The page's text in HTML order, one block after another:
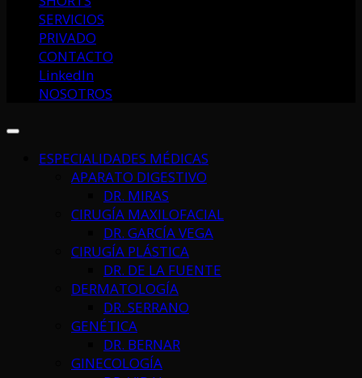
SERVICIOS
PRIVADO
CONTACTO
LinkedIn
NOSOTROS
ESPECIALIDADES MÉDICAS
APARATO DIGESTIVO
DR. MIRAS
CIRUGÍA MAXILOFACIAL
DR. GARCÍA VEGA
CIRUGÍA PLÁSTICA
DR. DE LA FUENTE
DERMATOLOGÍA
DR. SERRANO
GENÉTICA
DR. BERNAR
GINECOLOGÍA